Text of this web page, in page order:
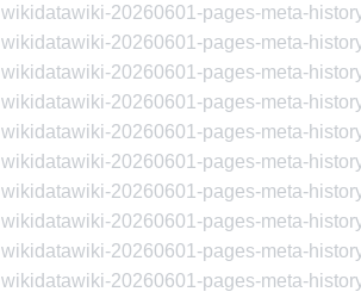
wikidatawiki-20260601-pages-meta-
wikidatawiki-20260601-pages-meta-
wikidatawiki-20260601-pages-meta-
wikidatawiki-20260601-pages-meta-
wikidatawiki-20260601-pages-meta-
wikidatawiki-20260601-pages-meta-
wikidatawiki-20260601-pages-meta-
wikidatawiki-20260601-pages-meta-
wikidatawiki-20260601-pages-meta-
wikidatawiki-20260601-pages-meta-